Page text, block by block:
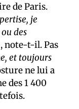
de Paris.
je
des
, note-t-il. Pas
et toujours
ne lui a
des 1 400